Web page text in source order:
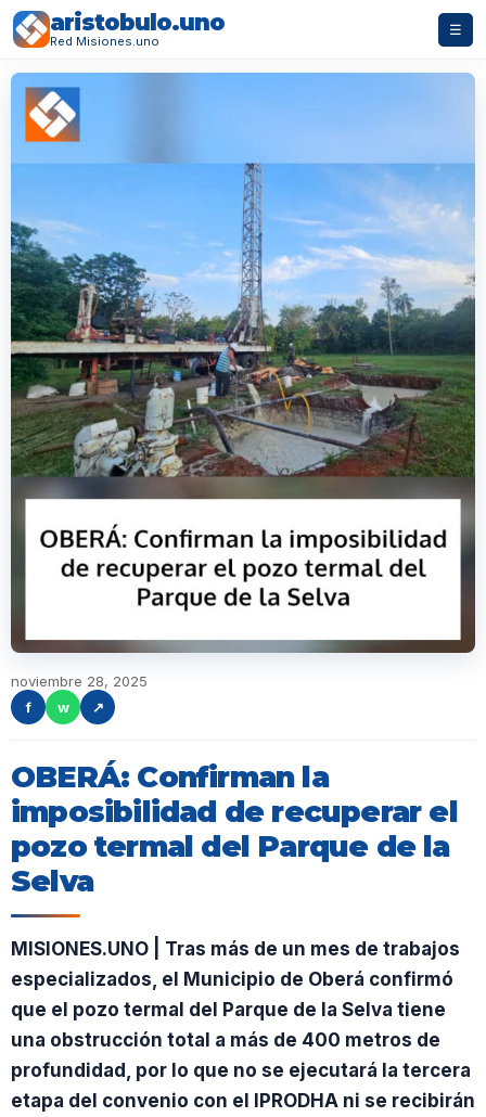
aristobulo.uno
Red Misiones.uno
☰
noviembre 28, 2025
f
w ↗
OBERÁ: Confirman la
imposibilidad de recuperar el
pozo termal del Parque de la
Selva
MISIONES.UNO | Tras más de un mes de trabajos
especializados, el Municipio de Oberá confirmó
que el pozo termal del Parque de la Selva tiene
una obstrucción total a más de 400 metros de
profundidad, por lo que no se ejecutará la tercera
etapa del convenio con el IPRODHA ni se recibirán